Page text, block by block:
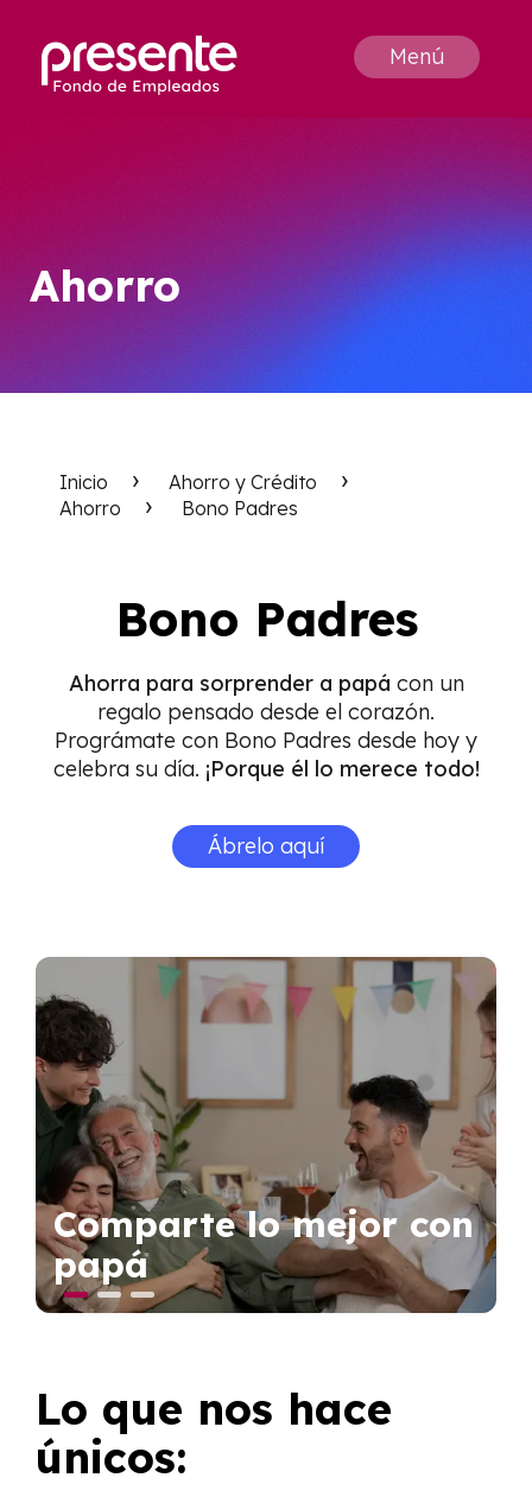
Menú
Ahorro
Inicio
Ahorro y Crédito
Ahorro
Bono Padres
Bono Padres
Ahorra para sorprender a papá con un
regalo pensado desde el corazón.
Prográmate con Bono Padres desde hoy y
celebra su día. ¡Porque él lo merece todo!
Ábrelo aquí
Comparte lo mejor con
papá
Lo que nos hace
únicos: